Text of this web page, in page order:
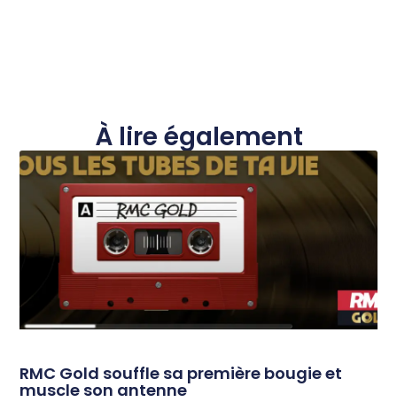
À lire également
RMC Gold souffle sa première bougie et
muscle son antenne